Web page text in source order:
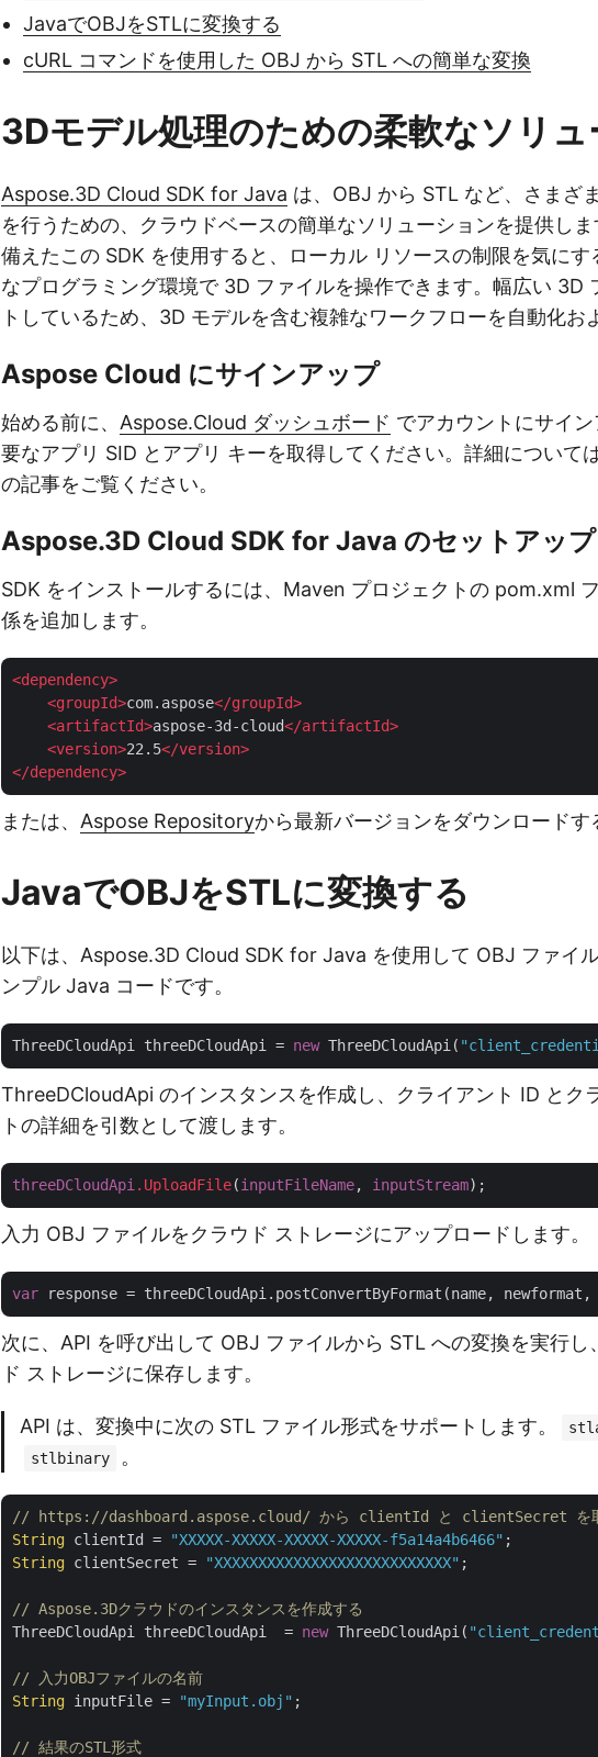
JavaでOBJをSTLに変換する
cURL コマンドを使用した OBJ から STL への簡単な変換
3Dモデル処理のための柔軟なソリュ
Aspose.3D Cloud SDK for Java は、OBJ から STL など、さまざ
を行うための、クラウドベースの簡単なソリューションを提供し
備えたこの SDK を使用すると、ローカル リソースの制限を気にす
なプログラミング環境で 3D ファイルを操作できます。幅広い 3D
トしているため、3D モデルを含む複雑なワークフローを自動化お
Aspose Cloud にサインアップ
始める前に、 Aspose.Cloud ダッシュボード でアカウントにサイ
要なアプリ SID とアプリ キーを取得してください。詳細については
の記事をご覧ください。
Aspose.3D Cloud SDK for Java のセットアップ
SDK をインストールするには、Maven プロジェクトの pom.xml
係を追加します。
<dependency>
<groupId>com.aspose</groupId>
<artifactId>aspose-3d-cloud</artifactId>
<version>22.5</version>
</dependency>
または、 Aspose Repositoryから最新バージョンをダウンロードす
JavaでOBJをSTLに変換する
以下は、Aspose.3D Cloud SDK for Java を使用して OBJ ファイ
ンプル Java コードです。
ThreeDCloudApi threeDCloudApi = new ThreeDCloudApi(
ThreeDCloudApi のインスタンスを作成し、クライアント ID とク
トの詳細を引数として渡します。
threeDCloudApi .UploadFile(inputFileName, inputStream
入力 OBJ ファイルをクラウド ストレージにアップロードします。
var response = threeDCloudApi.postConvertByFormat(name, newformat,
次に、API を呼び出して OBJ ファイルから STL への変換を実行し
ド ストレージに保存します。
API は、変換中に次の STL ファイル形式をサポートします。
stlbinary 。
// https://dashboard.aspose.cloud/ から clientId と clientSecret を取
String clientId = "XXXXX-XXXXX-XXXXX-XXXXX-f5a14a4b6466"
String clientSecret = "XXXXXXXXXXXXXXXXXXXXXXXXXXX" ;
// Aspose.3Dクラウドのインスタンスを作成する
ThreeDCloudApi threeDCloudApi  = new ThreeDCloudApi(
// 入力OBJファイルの名前
String inputFile = "myInput.obj" ;
// 結果のSTL形式